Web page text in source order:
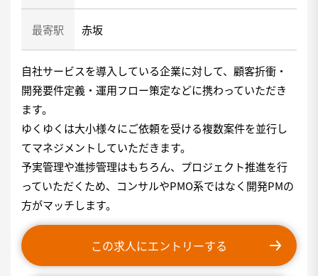
最寄駅 赤坂
自社サービスを導入している企業に対して、顧客折衝・
開発要件定義・運用フロー策定などに携わっていただき
ます。
ゆくゆくは大小様々にご依頼を受ける複数案件を並行し
てマネジメントしていただきます。
予実管理や進捗管理はもちろん、プロジェクト推進を行
っていただくため、コンサルやPMO系ではなく開発PMの
方がマッチします。
この求人にエントリーする